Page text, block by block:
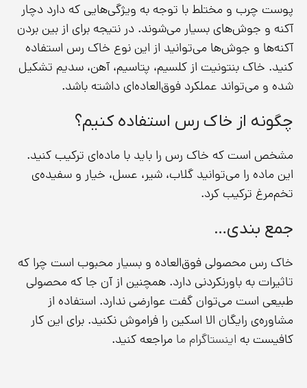
پوست چرب و مختلط با توجه به ویژگی‌هایی که دارد دچار
آکنه و جوش‌های بسیار می‌شوند. در نتیجه برای از بین بردن
آکنه‌ها و جوش‌ها می‌توانید از این نوع خاک رس استفاده
کنید. خاک بنتونیت از کلسیم، پتاسیم، آهن، سدیم تشکیل
شده و می‌تواند عملکرد فوق‌العاده‌ای داشته باشد.
چگونه از خاک رس استفاده کنیم؟
مشخص است که خاک رس را باید با ماده‌ای ترکیب کنید.
این ماده را می‌توانید گلاب، شیر، عسل، خیار و سفیده‌ی
تخم‌مرغ ترکیب کرد.
جمع بندی…
خاک رس محصولی فوق‌العاده و بسیار محبوب است چرا که
تاثیرات به‌ باورنکردنی دارد. همچنین از آن جا که محصولی
طبیعی است می‌توان گفت عوارضی ندارد. استفاده از
مشاوره‌ی رایگان الا اسکین را فراموش نکنید. برای این کار
کافیست به اینستاگرام ما مراجعه کنید.